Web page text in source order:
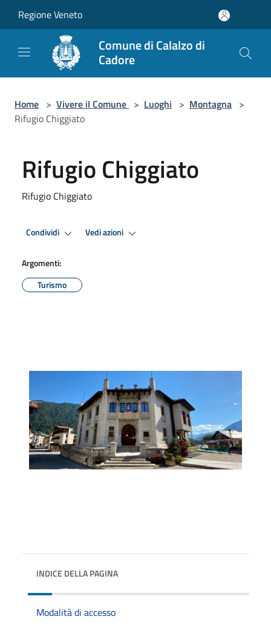
Regione Veneto
Comune di Calalzo di
Cadore
Home > Vivere il Comune > Luoghi > Montagna >
Rifugio Chiggiato
Rifugio Chiggiato
Rifugio Chiggiato
Condividi Vedi azioni
Argomenti:
Turismo
INDICE DELLA PAGINA
Modalità di accesso